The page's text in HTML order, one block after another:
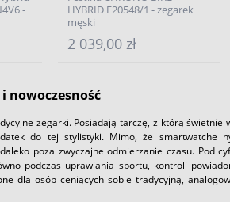
-
HYBRID F20548/1 - zegarek
męski
2 039,00 zł
nowoczesność
zegarki. Posiadają tarczę, z którą świetnie
do tej stylistyki. Mimo, że smartwatche
poza zwyczajne odmierzanie czasu. Pod
podczas uprawiania sportu, kontroli
dla osób ceniących sobie tradycyjną,